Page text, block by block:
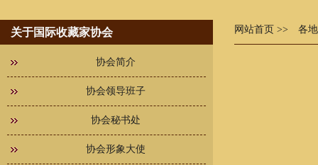
关于国际收藏家协会
协会简介
协会领导班子
协会秘书处
协会形象大使
网站首页 >> 各地